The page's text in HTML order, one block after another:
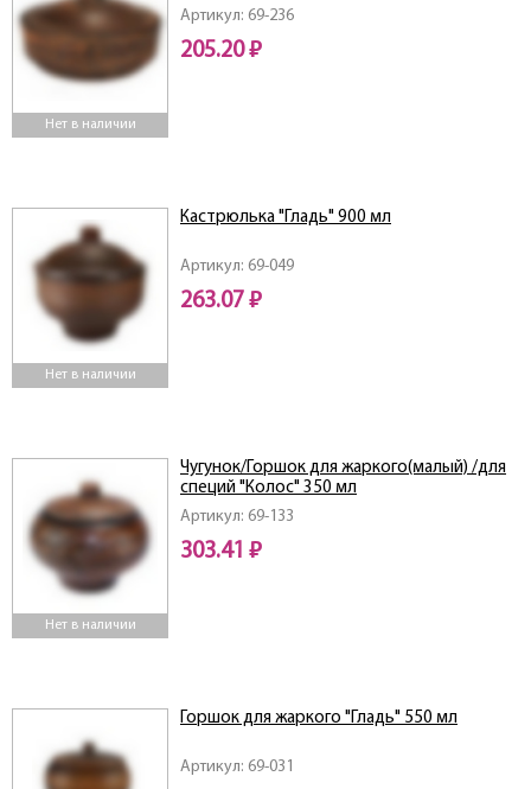
Нет в наличии
Артикул: 69-236
205.20 ₽
Нет в наличии
Артикул: 69-049
Кастрюлька "Гладь" 900 мл
263.07 ₽
Нет в наличии
Артикул: 69-133
Чугунок/Горшок для жаркого(малый) /для
специй "Колос" 350 мл
303.41 ₽
Артикул: 69-031
Горшок для жаркого "Гладь" 550 мл